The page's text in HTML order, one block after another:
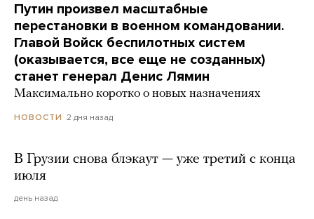
Путин произвел масштабные
перестановки в военном командовании.
Главой Войск беспилотных систем
(оказывается, все еще не созданных)
станет генерал Денис Лямин
Максимально коротко о новых назначениях
НОВОСТИ 2 дня назад
В Грузии снова блэкаут — уже третий с конца
июля
день назад